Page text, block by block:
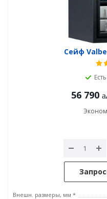
Сейф
56 790
Внешн. размеры, мм *